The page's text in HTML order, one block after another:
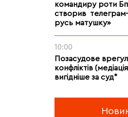
командиру роти
створив телеграм-
русь матушку»
10:00
Позасудове
конфліктів
вигідніше за суд*